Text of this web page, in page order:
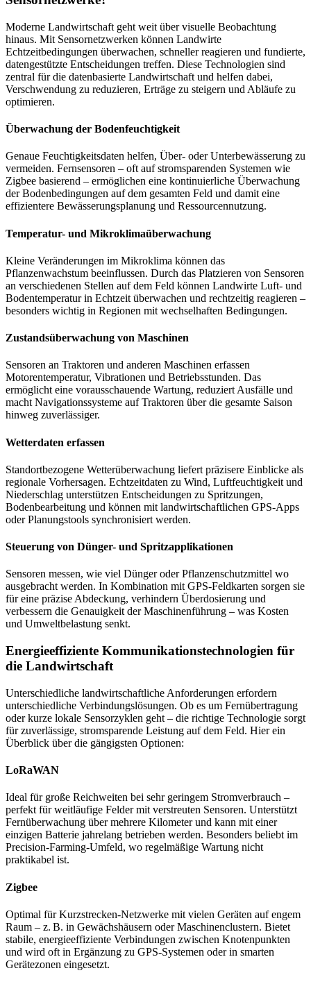
Moderne Landwirtschaft geht weit über visuelle Beobachtung
hinaus. Mit Sensornetzwerken können Landwirte
Echtzeitbedingungen überwachen, schneller reagieren und fundierte,
datengestützte Entscheidungen treffen. Diese Technologien sind
zentral für die datenbasierte Landwirtschaft und helfen dabei,
Verschwendung zu reduzieren, Erträge zu steigern und Abläufe zu
optimieren.
Überwachung der Bodenfeuchtigkeit
Genaue Feuchtigkeitsdaten helfen, Über- oder Unterbewässerung zu
vermeiden. Fernsensoren – oft auf stromsparenden Systemen wie
Zigbee basierend – ermöglichen eine kontinuierliche Überwachung
der Bodenbedingungen auf dem gesamten Feld und damit eine
effizientere Bewässerungsplanung und Ressourcennutzung.
Temperatur- und Mikroklimaüberwachung
Kleine Veränderungen im Mikroklima können das
Pflanzenwachstum beeinflussen. Durch das Platzieren von Sensoren
an verschiedenen Stellen auf dem Feld können Landwirte Luft- und
Bodentemperatur in Echtzeit überwachen und rechtzeitig reagieren –
besonders wichtig in Regionen mit wechselhaften Bedingungen.
Zustandsüberwachung von Maschinen
Sensoren an Traktoren und anderen Maschinen erfassen
Motorentemperatur, Vibrationen und Betriebsstunden. Das
ermöglicht eine vorausschauende Wartung, reduziert Ausfälle und
macht Navigationssysteme auf Traktoren über die gesamte Saison
hinweg zuverlässiger.
Wetterdaten erfassen
Standortbezogene Wetterüberwachung liefert präzisere Einblicke als
regionale Vorhersagen. Echtzeitdaten zu Wind, Luftfeuchtigkeit und
Niederschlag unterstützen Entscheidungen zu Spritzungen,
Bodenbearbeitung und können mit landwirtschaftlichen GPS-Apps
oder Planungstools synchronisiert werden.
Steuerung von Dünger- und Spritzapplikationen
Sensoren messen, wie viel Dünger oder Pflanzenschutzmittel wo
ausgebracht werden. In Kombination mit GPS-Feldkarten sorgen sie
für eine präzise Abdeckung, verhindern Überdosierung und
verbessern die Genauigkeit der Maschinenführung – was Kosten
und Umweltbelastung senkt.
Energieeffiziente Kommunikationstechnologien für
die Landwirtschaft
Unterschiedliche landwirtschaftliche Anforderungen erfordern
unterschiedliche Verbindungslösungen. Ob es um Fernübertragung
oder kurze lokale Sensorzyklen geht – die richtige Technologie sorgt
für zuverlässige, stromsparende Leistung auf dem Feld. Hier ein
Überblick über die gängigsten Optionen:
LoRaWAN
Ideal für große Reichweiten bei sehr geringem Stromverbrauch –
perfekt für weitläufige Felder mit verstreuten Sensoren. Unterstützt
Fernüberwachung über mehrere Kilometer und kann mit einer
einzigen Batterie jahrelang betrieben werden. Besonders beliebt im
Precision-Farming-Umfeld, wo regelmäßige Wartung nicht
praktikabel ist.
Zigbee
Optimal für Kurzstrecken-Netzwerke mit vielen Geräten auf engem
Raum – z. B. in Gewächshäusern oder Maschinenclustern. Bietet
stabile, energieeffiziente Verbindungen zwischen Knotenpunkten
und wird oft in Ergänzung zu GPS-Systemen oder in smarten
Gerätezonen eingesetzt.